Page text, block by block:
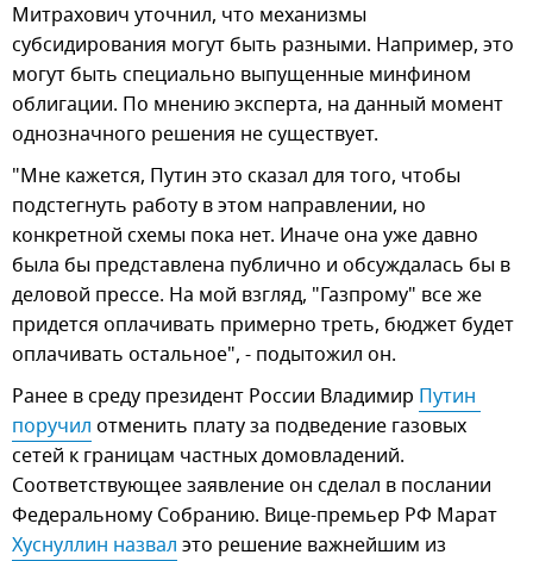
Митрахович уточнил, что механизмы
субсидирования могут быть разными. Например, это
могут быть специально выпущенные минфином
облигации. По мнению эксперта, на данный момент
однозначного решения не существует.
"Мне кажется, Путин это сказал для того, чтобы
подстегнуть работу в этом направлении, но
конкретной схемы пока нет. Иначе она уже давно
была бы представлена публично и обсуждалась бы в
деловой прессе. На мой взгляд, "Газпрому" все же
придется оплачивать примерно треть, бюджет будет
оплачивать остальное", - подытожил он.
Ранее в среду президент России Владимир Путин
поручил отменить плату за подведение газовых
сетей к границам частных домовладений.
Соответствующее заявление он сделал в послании
Федеральному Собранию. Вице-премьер РФ Марат
Хуснуллин назвал это решение важнейшим из